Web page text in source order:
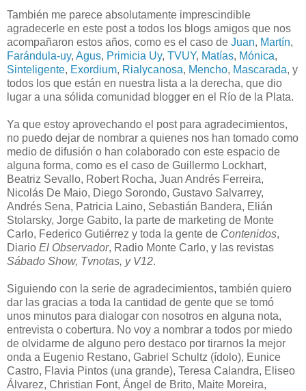
También me parece absolutamente imprescindible
agradecerle en este post a todos los blogs amigos que nos
acompañaron estos años, como es el caso de Juan, Martín,
Farándula-uy, Agus, Primicia Uy, TVUY, Matías, Mónica,
Sinteligente, Exordium, Rialycanosa, Mencho, Mascarada, y
todos los que están en nuestra lista a la derecha, que dio
lugar a una sólida comunidad blogger en el Río de la Plata.
Ya que estoy aprovechando el post para agradecimientos,
no puedo dejar de nombrar a quienes nos han tomado como
medio de difusión o han colaborado con este espacio de
alguna forma, como es el caso de Guillermo Lockhart,
Beatriz Sevallo, Robert Rocha, Juan Andrés Ferreira,
Nicolás De Maio, Diego Sorondo, Gustavo Salvarrey,
Andrés Sena, Patricia Laino, Sebastián Bandera, Elián
Stolarsky, Jorge Gabito, la parte de marketing de Monte
Carlo, Federico Gutiérrez y toda la gente de Contenidos,
Diario El Observador, Radio Monte Carlo, y las revistas
Sábado Show, Tvnotas, y V12.
Siguiendo con la serie de agradecimientos, también quiero
dar las gracias a toda la cantidad de gente que se tomó
unos minutos para dialogar con nosotros en alguna nota,
entrevista o cobertura. No voy a nombrar a todos por miedo
de olvidarme de alguno pero destaco por tirarnos la mejor
onda a Eugenio Restano, Gabriel Schultz (ídolo), Eunice
Castro, Flavia Pintos (una grande), Teresa Calandra, Eliseo
Álvarez, Christian Font, Ángel de Brito, Maite Moreira,